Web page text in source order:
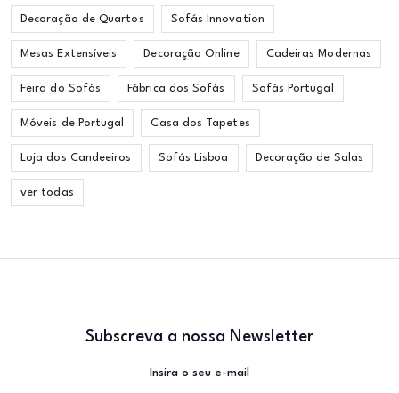
Decoração de Quartos Sofás Innovation
Mesas Extensíveis Decoração Online Cadeiras Modernas
Feira do Sofás Fábrica dos Sofás Sofás Portugal
Móveis de Portugal Casa dos Tapetes
Loja dos Candeeiros Sofás Lisboa Decoração de Salas
ver todas
Subscreva a nossa Newsletter